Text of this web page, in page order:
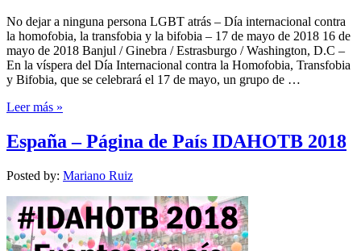
No dejar a ninguna persona LGBT atrás – Día internacional contra
la homofobia, la transfobia y la bifobia – 17 de mayo de 2018 16 de
mayo de 2018 Banjul / Ginebra / Estrasburgo / Washington, D.C –
En la víspera del Día Internacional contra la Homofobia, Transfobia
y Bifobia, que se celebrará el 17 de mayo, un grupo de …
Leer más »
España – Página de País IDAHOTB 2018
Posted by: Mariano Ruiz